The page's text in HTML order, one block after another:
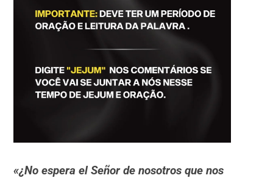
«¿No espera el Señor de nosotros que nos